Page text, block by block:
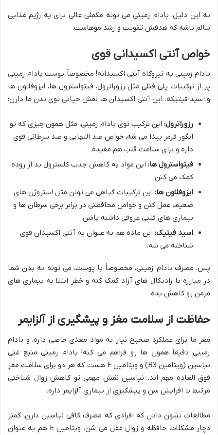
به این دلیل، بادام زمینی می تونه مکملی عالی برای یه رژیم غذایی
سالم باشه که هدفش تقویت و رشد موهاست.
خواص آنتی اکسیدانی قوی
بادام زمینی یه نیروگاه آنتی اکسیدانه! مخصوصاً پوست بادام زمینی
پر از ترکیبات پلی فنلی مثل رزوراترول، فیتواسترول ها، ایزوفلاون ها
و اسید فیتیکه. این آنتی اکسیدان ها نقش حیاتی توی بدن ما دارن:
رزوراترول: این ترکیب توی بادام زمینی، مثل همون چیزی که تو
انگور قرمز پیدا می شه، خواص ضد التهابی و ضد سرطانی قوی
داره و برای سلامت قلب هم مفیده.
فیتواسترول ها: این مواد به کاهش جذب کلسترول بد از روده
کمک می کنن.
ایزوفلاون ها: این ترکیبات گیاهی می تونن مثل استروژن های
ضعیف عمل کنن و خواص محافظتی در برابر برخی سرطان ها و
بیماری های قلبی عروقی داشته باشن.
اسید فیتیک: این ماده هم به عنوان یه آنتی اکسیدان قوی
شناخته می شه.
پس، مصرف بادام زمینی، مخصوصاً با پوست، می تونه به بدن شما
در مبارزه با رادیکال های آزاد کمک کنه و خطر ابتلا به بیماری های
مزمن رو کاهش بده.
حفاظت از سلامت مغز و پیشگیری از آلزایمر
مغز ما برای عملکرد صحیح نیاز به مواد مغذی خاصی داره، و بادام
زمینی دقیقاً همون ها رو فراهم می کنه! بادام زمینی منبع غنی
نیاسین (ویتامین B3) و ویتامین E هست که هر دو برای سلامت مغز
فوق العاده مهم اند. نیاسین نقش مهمی تو کاهش زوال شناختی
مرتبط با افزایش سن و پیشگیری از بیماری آلزایمر داره.
مطالعات نشون دادن که افرادی که مصرف کافی نیاسین دارن، کمتر
دچار مشکلات حافظه و زوال عقل می شن. ویتامین E هم به عنوان